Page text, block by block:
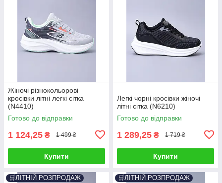
Жіночі різнокольорові
кросівки літні легкі сітка
(N4410)
Готово до відправки
1 124,25 ₴ 1 499 ₴
Купити
Легкі чорні кросівки жіночі
літні сітка (N6210)
Готово до відправки
1 289,25 ₴ 1 719 ₴
Купити
🛒ЛІТНІЙ РОЗПРОДАЖ
🛒ЛІТНІЙ РОЗПРОДАЖ